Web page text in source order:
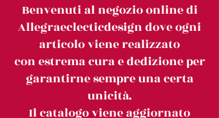
Benvenuti al negozio online di
Allegraeclecticdesign dove ogni
articolo viene realizzato
con estrema cura e dedizione per
garantirne sempre una certa
unicità.
Il catalogo viene aggiornato